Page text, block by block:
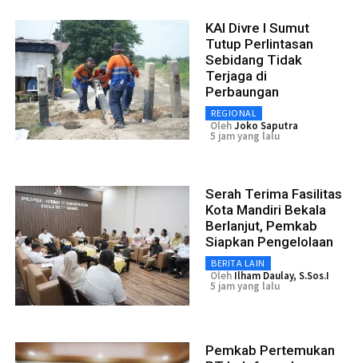
KAI Divre I Sumut
Tutup Perlintasan
Sebidang Tidak
Terjaga di
Perbaungan
REGIONAL
OlehJoko Saputra
5 jam yang lalu
Serah Terima Fasilitas
Kota Mandiri Bekala
Berlanjut, Pemkab
Siapkan Pengelolaan
BERITA LAIN
Oleh Ilham Daulay, S.Sos.I
5 jam yang lalu
Pemkab Pertemukan